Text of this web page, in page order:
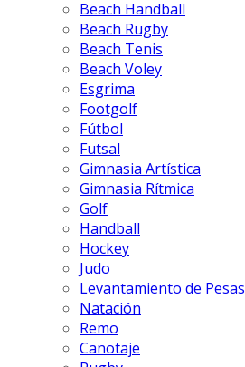
Beach Handball
Beach Rugby
Beach Tenis
Beach Voley
Esgrima
Footgolf
Fútbol
Futsal
Gimnasia Artística
Gimnasia Rítmica
Golf
Handball
Hockey
Judo
Levantamiento de Pesas
Natación
Remo
Canotaje